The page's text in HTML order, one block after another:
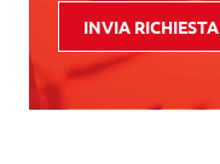
INVIA RICHIESTA